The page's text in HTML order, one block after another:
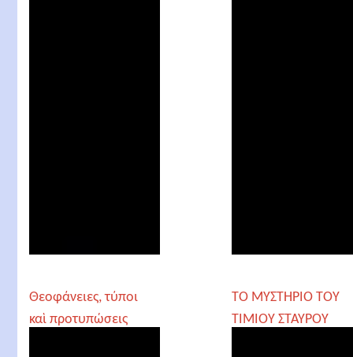
Θεοφάνειες, τύποι
καὶ προτυπώσεις
ΤΟ ΜΥΣΤΗΡΙΟ ΤΟΥ
ΤΙΜΙΟΥ ΣΤΑΥΡΟΥ